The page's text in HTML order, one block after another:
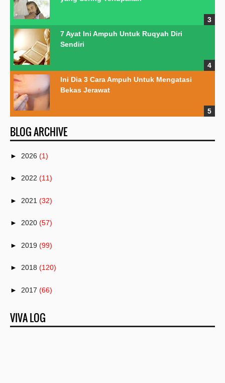
7 Ayat Ini Ampuh Untuk Ruqyah Diri
Sendiri
Ini Dia 3 Cara Ampuh Untuk Mengatasi
Bekas Jerawat
BLOG ARCHIVE
► 2026 (1)
► 2022 (11)
► 2021 (32)
► 2020 (57)
► 2019 (99)
► 2018 (120)
► 2017 (66)
► 2016 (82)
VIVA LOG